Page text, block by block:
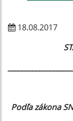
18.08.2017
Podľa zákona